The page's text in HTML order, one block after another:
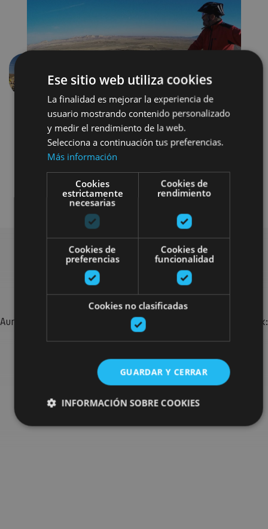
Aurrekoa
Bici Visitas guiadas
Bilatu plan gehiago
Aurkitu zure bidaia Nafarroan osatzeko planak eta iradokizunak:
jarduera antolatuak, bisitak eta agendaren ekitaldi
Joan planen bilatzailera
Ese sitio web utiliza cookies
La finalidad es mejorar la experiencia de
usuario mostrando contenido personalizado
y medir el rendimiento de la web.
Selecciona a continuación tus preferencias.
Más información
Cookies
estrictamente
necesarias
Cookies de
rendimiento
Cookies de
preferencias
Cookies de
funcionalidad
Cookies no clasificadas
GUARDAR Y CERRAR
INFORMACIÓN SOBRE COOKIES